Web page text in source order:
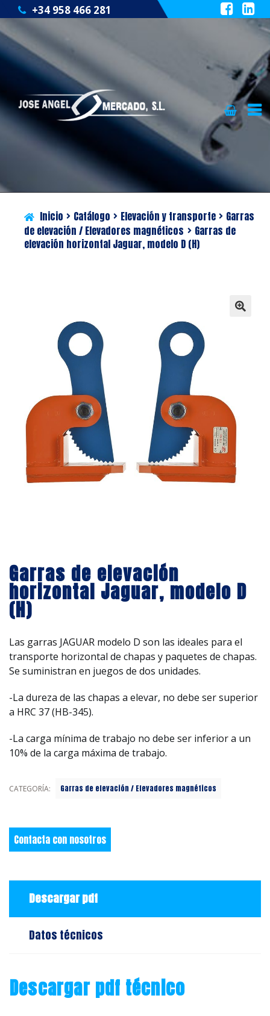
+34 958 466 281
Ir
a
navegación
Ir
al
contenido
QUIÉNES SOMOS
SERVICIOS
BLOG
CONTACTO
Inicio Catálogo Elevación y transporte
Garras
de elevación / Elevadores magnéticos
Garras de
elevación horizontal Jaguar, modelo D (H)
Garras de elevación
horizontal Jaguar, modelo D
(H)
Las garras JAGUAR modelo D son las ideales para el
transporte horizontal de chapas y paquetes de chapas.
Se suministran en juegos de dos unidades.
-La dureza de las chapas a elevar, no debe ser superior
a HRC 37 (HB-345).
-La carga mínima de trabajo no debe ser inferior a un
10% de la carga máxima de trabajo.
CATEGORÍA: Garras de elevación / Elevadores magnéticos
Contacta con nosotros
Descargar pdf
Datos técnicos
Descargar pdf técnico